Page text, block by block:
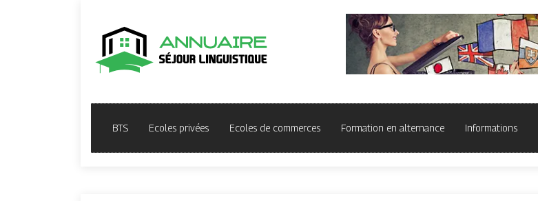
BTS Ecoles privées Ecoles de commerces Formation en alternance Informations